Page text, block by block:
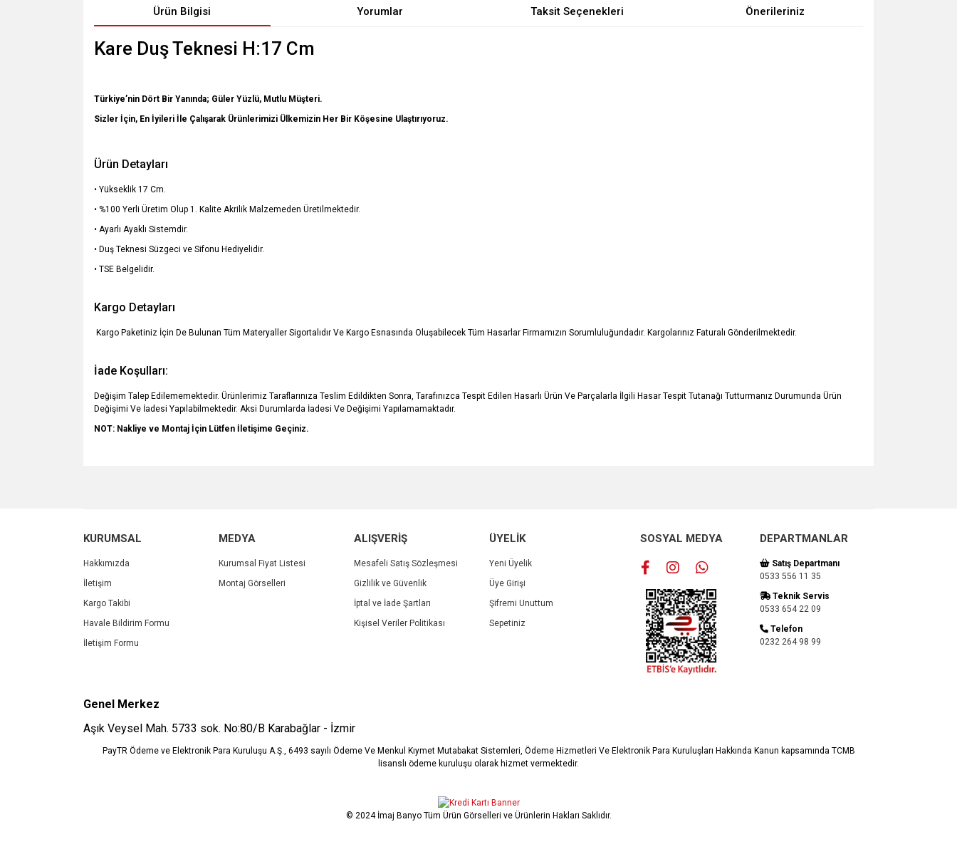
Ürün Bilgisi Yorumlar Taksit Seçenekleri Önerileriniz
Kare Duş Teknesi H:17 Cm
Türkiye’nin Dört Bir Yanında; Güler Yüzlü, Mutlu Müşteri.
Sizler İçin, En İyileri İle Çalışarak Ürünlerimizi Ülkemizin Her Bir Köşesine Ulaştırıyoruz.
Ürün Detayları
• Yükseklik 17 Cm.
• %100 Yerli Üretim Olup 1. Kalite Akrilik Malzemeden Üretilmektedir.
• Ayarlı Ayaklı Sistemdir.
• Duş Teknesi Süzgeci ve Sifonu Hediyelidir.
• TSE Belgelidir.
Kargo Detayları
Kargo Paketiniz İçin De Bulunan Tüm Materyaller Sigortalıdır Ve Kargo Esnasında Oluşabilecek Tüm Hasarlar Firmamızın Sorumluluğundadır. Kargolarınız Faturalı Gönderilmektedir.
İade Koşulları:
Değişim Talep Edilememektedir. Ürünlerimiz Taraflarınıza Teslim Edildikten Sonra, Tarafınızca Tespit Edilen Hasarlı Ürün Ve Parçalarla İlgili Hasar Tespit Tutanağı Tutturmanız Durumunda Ürün
Değişimi Ve İadesi Yapılabilmektedir. Aksi Durumlarda İadesi Ve Değişimi Yapılamamaktadır.
NOT: Nakliye ve Montaj İçin Lütfen İletişime Geçiniz.
Yorum Yaz
Ürün açıklamasında eksik bilgiler bulunuyor.
Ürün bilgilerinde hatalar bulunuyor.
Ürün fiyatı diğer sitelerden daha pahalı.
Bu ürüne benzer farklı alternatifler olmalı.
KURUMSAL
Hakkımızda
İletişim
Kargo Takibi
Havale Bildirim Formu
İletişim Formu
MEDYA
Kurumsal Fiyat Listesi
Montaj Görselleri
ALIŞVERİŞ
Mesafeli Satış Sözleşmesi
Gizlilik ve Güvenlik
İptal ve İade Şartları
Kişisel Veriler Politikası
ÜYELİK
Yeni Üyelik
Üye Girişi
Şifremi Unuttum
Sepetiniz
SOSYAL MEDYA DEPARTMANLAR
Satış Departmanı
0533 556 11 35
Teknik Servis
0533 654 22 09
Telefon
0232 264 98 99
Genel Merkez
Aşık Veysel Mah. 5733 sok. No:80/B Karabağlar - İzmir
PayTR Ödeme ve Elektronik Para Kuruluşu A.Ş., 6493 sayılı Ödeme Ve Menkul Kıymet Mutabakat Sistemleri, Ödeme Hizmetleri Ve Elektronik Para Kuruluşları Hakkında Kanun kapsamında TCMB
lisanslı ödeme kuruluşu olarak hizmet vermektedir.
© 2024 İmaj Banyo Tüm Ürün Görselleri ve Ürünlerin Hakları Saklıdır.